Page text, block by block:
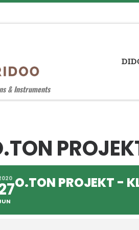
& Instruments
O.TON PROJEKT -